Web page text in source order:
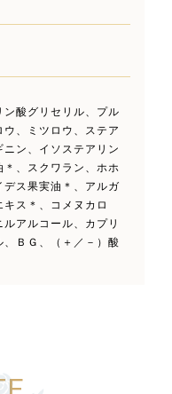
酸グリセリル、プル
、ミツロウ、ステア
ン、イソステアリン
、スクワラン、ホホ
ス果実油＊、アルガ
ス＊、コメヌカロ
アルコール、カプリ
ＢＧ、（＋／－）酸